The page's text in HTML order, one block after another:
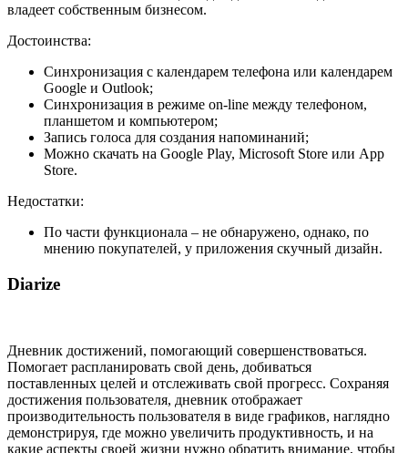
владеет собственным бизнесом.
Достоинства:
Синхронизация с календарем телефона или календарем
Google и Outlook;
Синхронизация в режиме on-line между телефоном,
планшетом и компьютером;
Запись голоса для создания напоминаний;
Можно скачать на Google Play, Microsoft Store или App
Store.
Недостатки:
По части функционала – не обнаружено, однако, по
мнению покупателей, у приложения скучный дизайн.
Diarize
Дневник достижений, помогающий совершенствоваться.
Помогает распланировать свой день, добиваться
поставленных целей и отслеживать свой прогресс. Сохраняя
достижения пользователя, дневник отображает
производительность пользователя в виде графиков, наглядно
демонстрируя, где можно увеличить продуктивность, и на
какие аспекты своей жизни нужно обратить внимание, чтобы